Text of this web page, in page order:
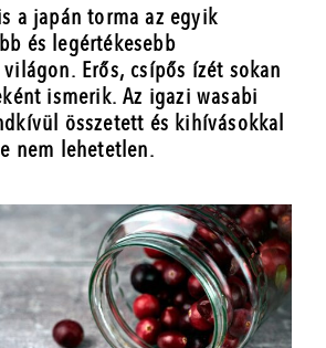
a japán torma az egyik
és legértékesebb
Erős, csípős ízét sokan
ismerik. Az igazi wasabi
összetett és kihívásokkal
nem lehetetlen.